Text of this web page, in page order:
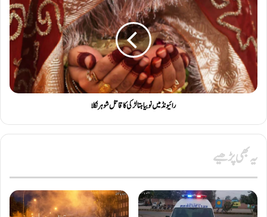
رائیونڈ میں نوبیاہتا لڑکی کا قاتل شوہر نکلا
یہ بھی پڑھیے